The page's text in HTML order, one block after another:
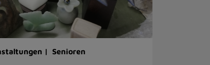
| Senioren